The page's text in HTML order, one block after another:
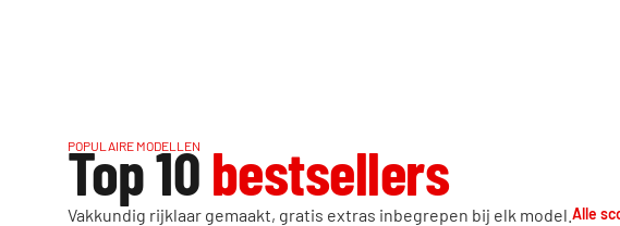
POPULAIRE MODELLEN
Top 10bestsellers
Vakkundig rijklaar gemaakt, gratis extras inbegrepen bij elk model. Alle